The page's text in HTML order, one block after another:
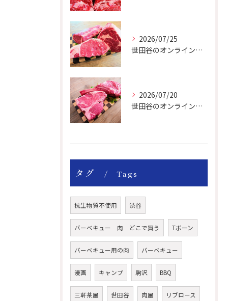
2026/07/25
世田谷のオンライン肉屋の輸入牛は特別です。
2026/07/20
世田谷のオンライン肉屋のトマホークやTボーンで楽しいBBQー！
タグ Tags
抗生物質不使用 渋谷
バーベキュー 肉 どこで買う Tボーン
バーベキュー用の肉 バーベキュー
漫画 キャンプ 駒沢 BBQ
三軒茶屋 世田谷 肉屋 リブロース